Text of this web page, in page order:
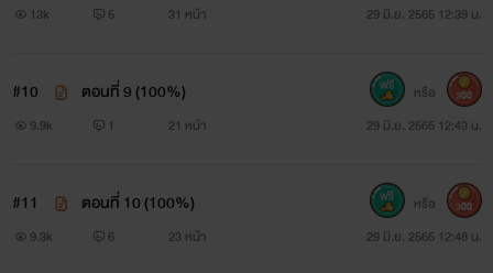
13k 5 31 หน้า 29 มิ.ย. 2565 12:39 น.
#10 ตอนที่ 9 (100%)
9.9k 1 21 หน้า 29 มิ.ย. 2565 12:43 น.
หรือ 300
#11 ตอนที่ 10 (100%)
9.3k 6 23 หน้า 29 มิ.ย. 2565 12:48 น.
หรือ 300